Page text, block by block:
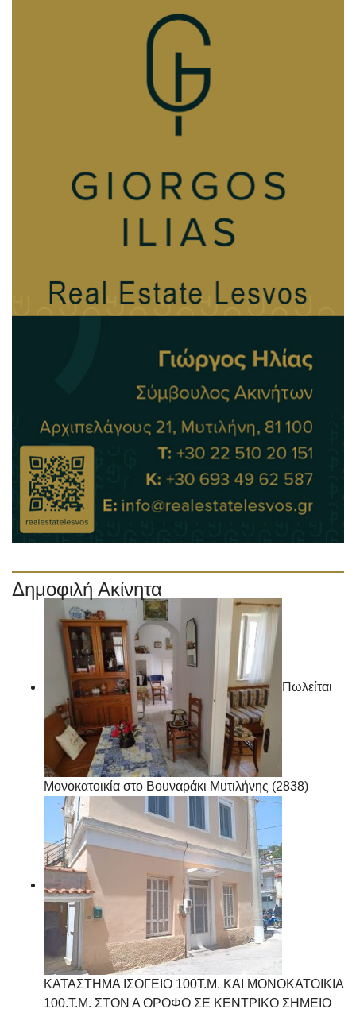
Δημοφιλή Ακίνητα
Πωλείται
Μονοκατοικία στο Βουναράκι Μυτιλήνης (2838)
ΚΑΤΑΣΤΗΜΑ ΙΣΟΓΕΙΟ 100Τ.Μ. ΚΑΙ ΜΟΝΟΚΑΤΟΙΚΙΑ
100.Τ.Μ. ΣΤΟΝ Α ΟΡΟΦΟ ΣΕ ΚΕΝΤΡΙΚΟ ΣΗΜΕΙΟ